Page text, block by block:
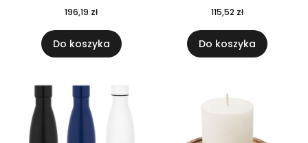
196,19 zł
Do koszyka
115,52 zł
Do koszyka